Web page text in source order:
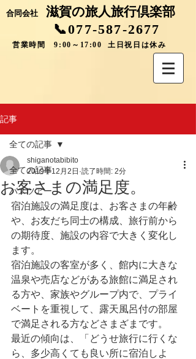
合同会社 滋賀の旅人旅行倶楽部
📞077-587-2677
営業時間 9:00～17:00 土日祝日は休み
記事
全ての記事
バスツアー
全ての記事
お客さまの満足度。
shiganotabibito
2019年12月2日 読了時間: 2分
宿泊施設の満足度は、お客さまの年齢
や、お友だち同士の構成、旅行前から
の期待度、施設の内容で大きく変化し
ます。
宿泊施設の客室が多く、館内に大きな
温泉や売店などがある旅館に満足され
る方や、家族やグループ内で、プライ
ベートを重視して、露天風呂付の部屋
で満足される方などさまざまです。
最近の傾向は、「どうせ旅行に行くな
ら、多少高くても良い所に宿泊しよ